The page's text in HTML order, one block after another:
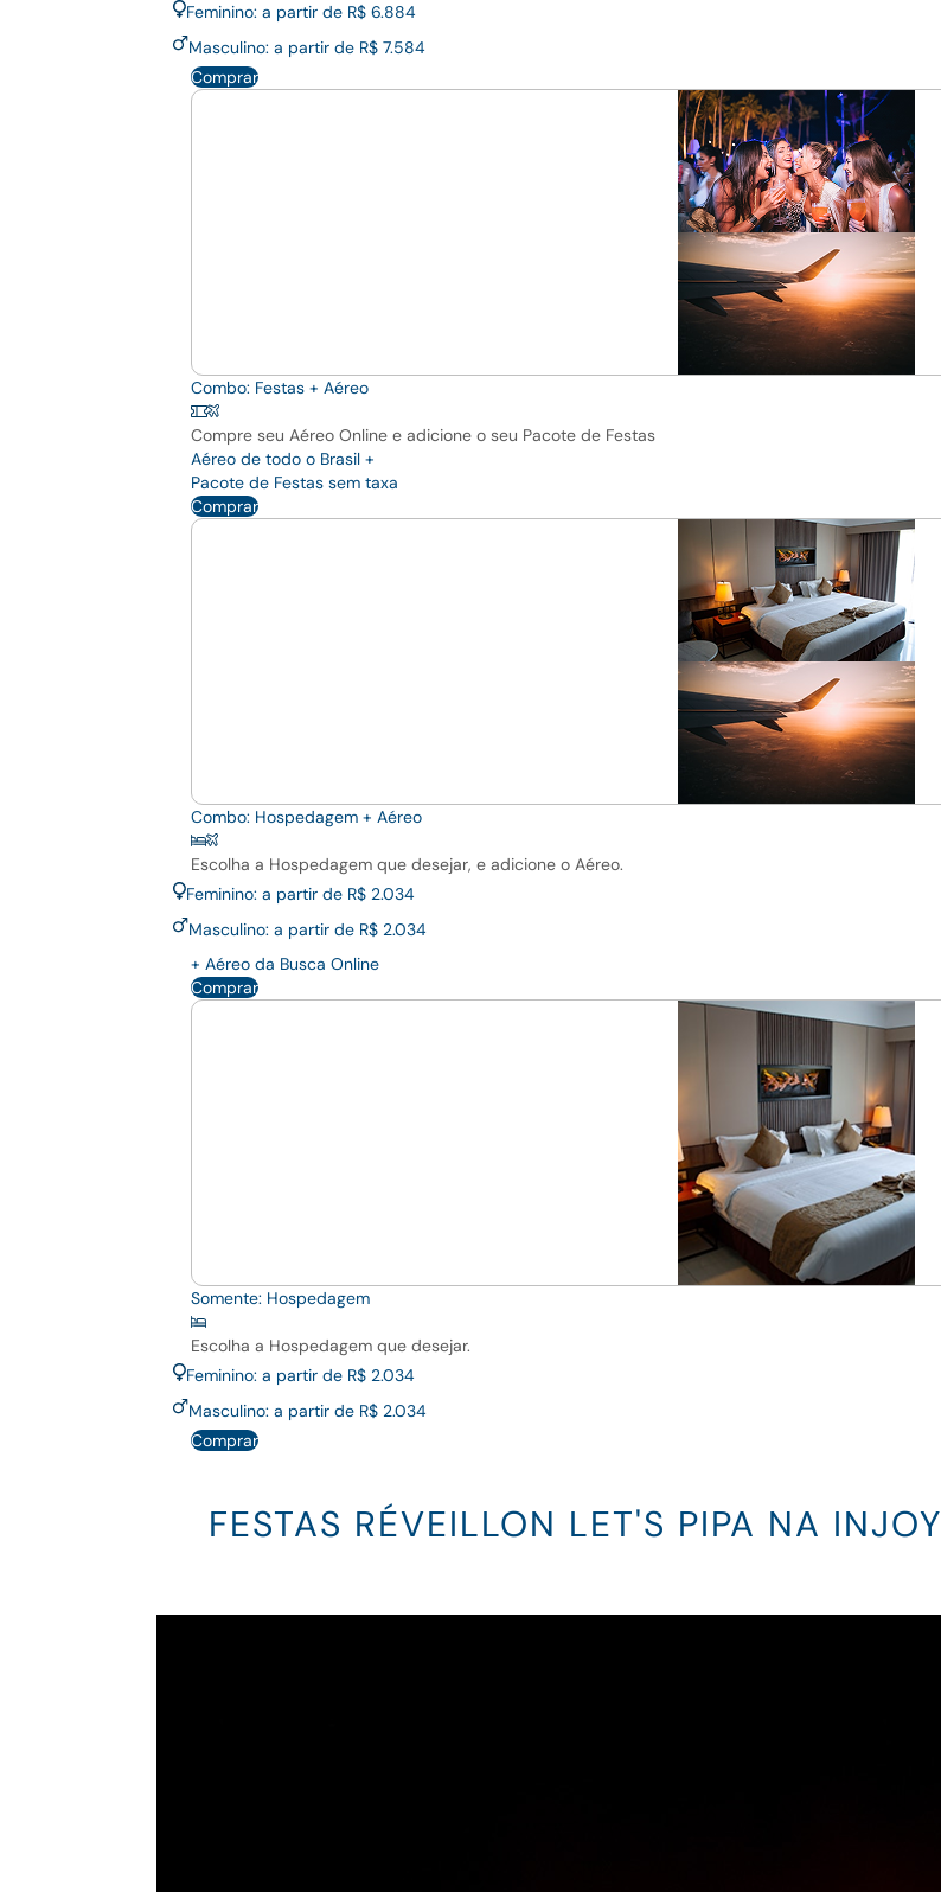
Feminino: a partir de R$ 6.884
Masculino: a partir de R$ 7.584
Comprar
Combo: Festas + Aéreo
Compre seu Aéreo Online e adicione o seu Pacote de Festas
Aéreo de todo o Brasil +
Pacote de Festas sem taxa
Comprar
Combo: Hospedagem + Aéreo
Escolha a Hospedagem que desejar, e adicione o Aéreo.
Feminino: a partir de R$ 2.034
Masculino: a partir de R$ 2.034
+ Aéreo da Busca Online
Comprar
Somente: Hospedagem
Escolha a Hospedagem que desejar.
Feminino: a partir de R$ 2.034
Masculino: a partir de R$ 2.034
Comprar
FESTAS RÉVEILLON LET'S PIPA NA INJOY